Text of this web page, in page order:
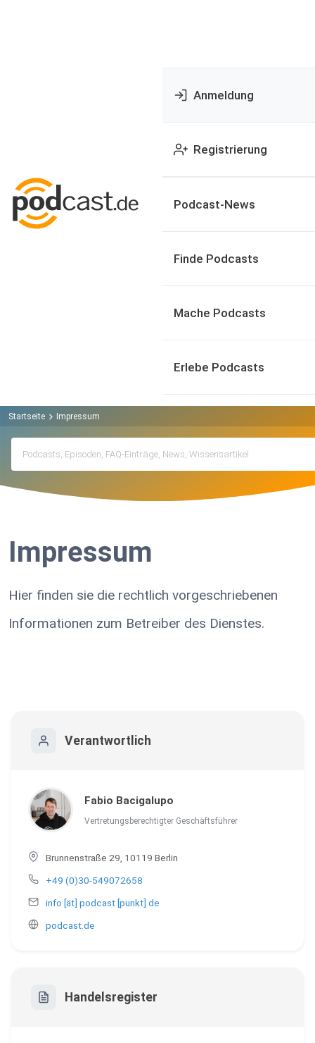
Anmeldung
Registrierung
Podcast-News
Finde Podcasts
Mache Podcasts
Erlebe Podcasts
Startseite Impressum
Impressum
Hier finden sie die rechtlich vorgeschriebenen
Informationen zum Betreiber des Dienstes.
Verantwortlich
Fabio Bacigalupo
Vertretungsberechtigter Geschäftsführer
Brunnenstraße 29, 10119 Berlin
+49 (0)30-549072658
info [ät] podcast [punkt] de
podcast.de
Handelsregister